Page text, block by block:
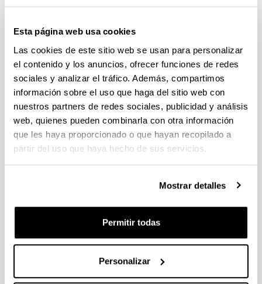
Esta página web usa cookies
Las cookies de este sitio web se usan para personalizar
el contenido y los anuncios, ofrecer funciones de redes
sociales y analizar el tráfico. Además, compartimos
información sobre el uso que haga del sitio web con
nuestros partners de redes sociales, publicidad y análisis
web, quienes pueden combinarla con otra información
que les haya proporcionado o que hayan recopilado a
partir del uso que haya hecho de sus servicios.
Mostrar detalles
Permitir todas
Personalizar
Jiménez González, Aitor